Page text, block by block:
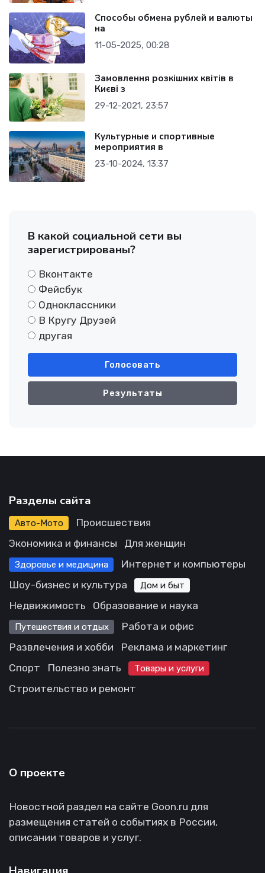
Способы обмена рублей и валюты
на
11-05-2025, 00:28
Замовлення розкішних квітів в
Києві з
29-12-2021, 23:57
Культурные и спортивные
мероприятия в
23-10-2024, 13:37
В какой социальной сети вы
зарегистрированы?
Вконтакте
Фейсбук
Одноклассники
В Кругу Друзей
другая
Голосовать
Результаты
Разделы сайта
Авто-Мото
Происшествия
Экономика и финансы
Для женщин
Здоровье и медицина
Интернет и компьютеры
Шоу-бизнес и культура
Дом и быт
Недвижимость Образование и наука
Путешествия и отдых
Работа и офис
Развлечения и хобби
Реклама и маркетинг
Спорт
Полезно знать Товары и услуги
Строительство и ремонт
О проекте
Новостной раздел на сайте Goon.ru для
размещения статей о событиях в России,
описании товаров и услуг.